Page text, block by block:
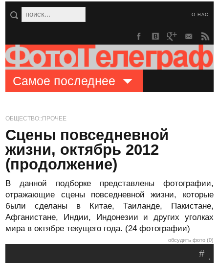
О НАС
Самое последнее
ОБЩЕСТВО::ПРОЧЕЕ
Сцены повседневной
жизни, октябрь 2012
(продолжение)
В данной подборке представлены фотографии,
отражающие сцены повседневной жизни, которые
были сделаны в Китае, Таиланде, Пакистане,
Афганистане, Индии, Индонезии и других уголках
мира в октябре текущего года. (24 фотографии)
обсудить фото (0)
.
#